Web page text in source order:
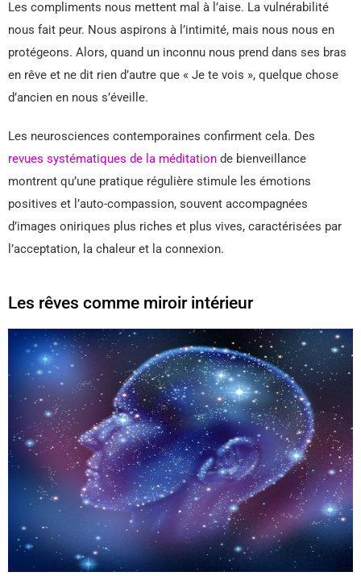
Les compliments nous mettent mal à l’aise. La vulnérabilité
nous fait peur. Nous aspirons à l’intimité, mais nous nous en
protégeons. Alors, quand un inconnu nous prend dans ses bras
en rêve et ne dit rien d’autre que « Je te vois », quelque chose
d’ancien en nous s’éveille.
Les neurosciences contemporaines confirment cela. Des
revues systématiques de la méditation de bienveillance
montrent qu’une pratique régulière stimule les émotions
positives et l’auto-compassion, souvent accompagnées
d’images oniriques plus riches et plus vives, caractérisées par
l’acceptation, la chaleur et la connexion.
Les rêves comme miroir intérieur